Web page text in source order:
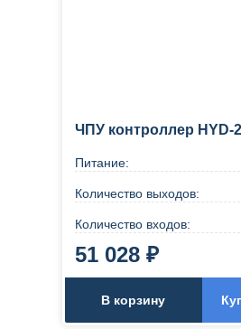
ЧПУ контроллер HYD-
Питание:
Количество выходов:
Количество входов:
51 028 ₽
В корзину